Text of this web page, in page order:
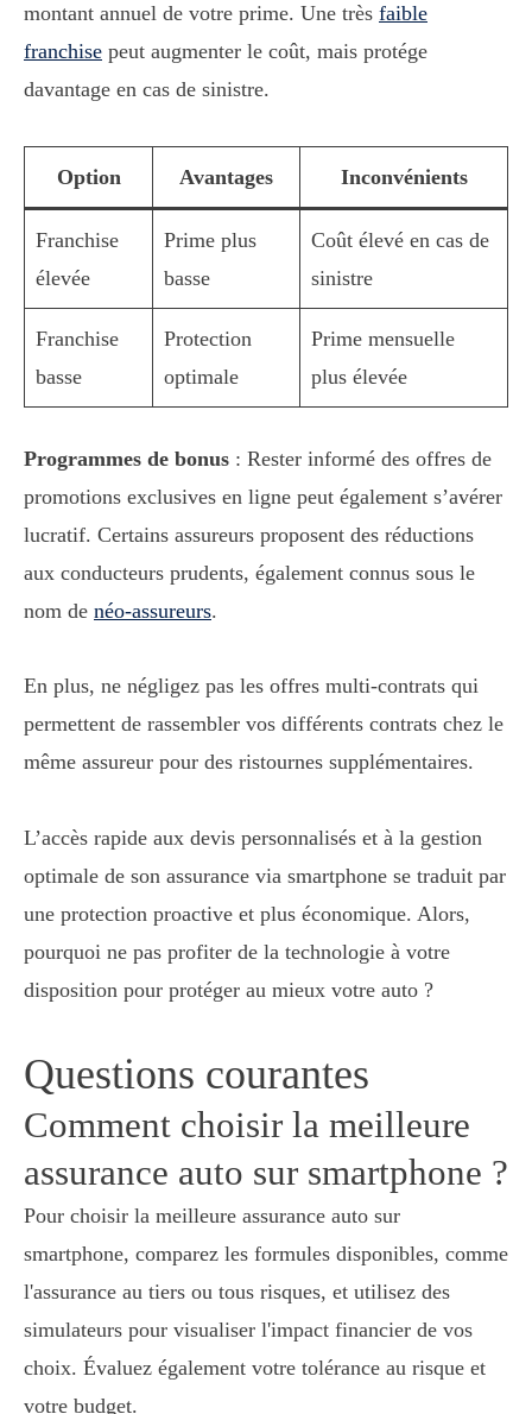
montant annuel de votre prime. Une très faible
franchise peut augmenter le coût, mais protége
davantage en cas de sinistre.
Option Avantages Inconvénients
Franchise
élevée
Prime plus
basse
Coût élevé en cas de
sinistre
Franchise
basse
Protection
optimale
Prime mensuelle
plus élevée
Programmes de bonus : Rester informé des offres de
promotions exclusives en ligne peut également s’avérer
lucratif. Certains assureurs proposent des réductions
aux conducteurs prudents, également connus sous le
nom de néo-assureurs.
En plus, ne négligez pas les offres multi-contrats qui
permettent de rassembler vos différents contrats chez le
même assureur pour des ristournes supplémentaires.
L’accès rapide aux devis personnalisés et à la gestion
optimale de son assurance via smartphone se traduit par
une protection proactive et plus économique. Alors,
pourquoi ne pas profiter de la technologie à votre
disposition pour protéger au mieux votre auto ?
Questions courantes
Comment choisir la meilleure
assurance auto sur smartphone ?
Pour choisir la meilleure assurance auto sur
smartphone, comparez les formules disponibles, comme
l'assurance au tiers ou tous risques, et utilisez des
simulateurs pour visualiser l'impact financier de vos
choix. Évaluez également votre tolérance au risque et
votre budget.